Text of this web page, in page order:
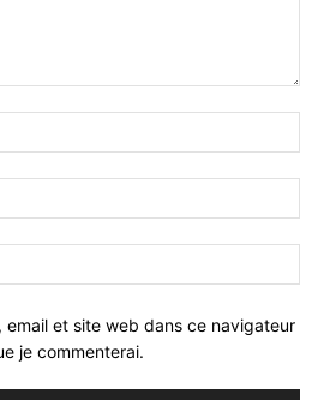
email et site web dans ce navigateur
je commenterai.